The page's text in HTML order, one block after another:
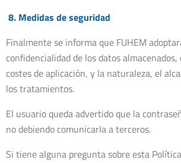
8. Medidas de seguridad
Finalmente se informa que FUHEM
confidencialidad de los datos
costes de aplicación, y la naturaleza, el
los tratamientos.
El usuario queda advertido que la
no debiendo comunicarla a terceros.
Si tiene alguna pregunta sobre esta